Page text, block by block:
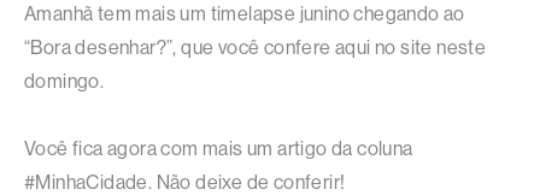
Amanhã tem mais um timelapse junino chegando ao
“Bora desenhar?”, que você confere aqui no site neste
domingo.
Você fica agora com mais um artigo da coluna
#MinhaCidade. Não deixe de conferir!